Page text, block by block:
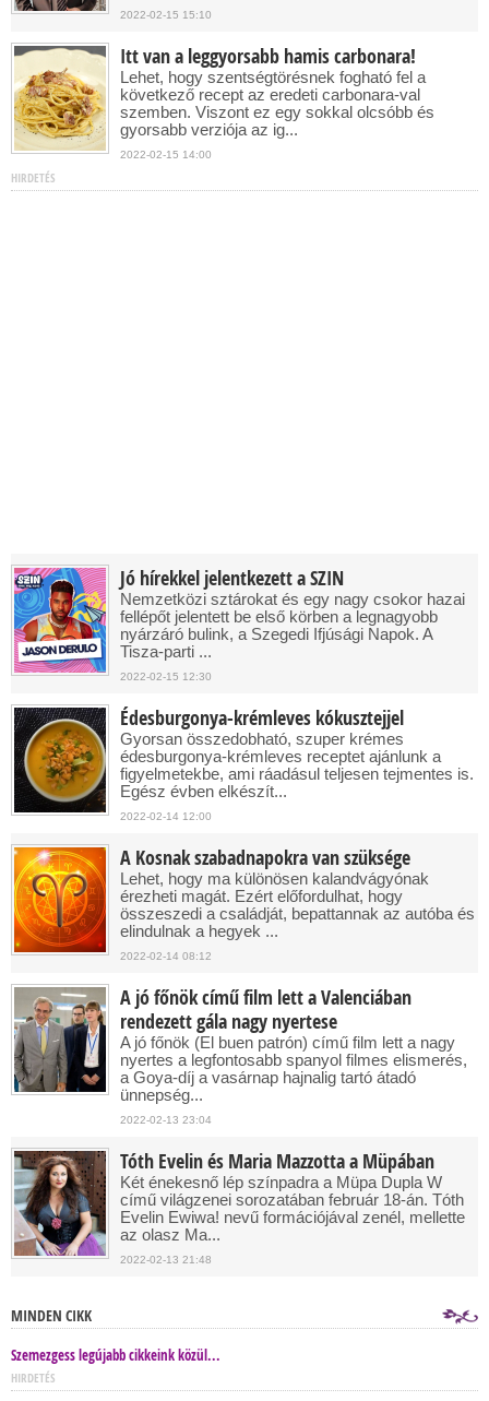
2022-02-15 15:10
Itt van a leggyorsabb hamis carbonara!
Lehet, hogy szentségtörésnek fogható fel a
következő recept az eredeti carbonara-val
szemben. Viszont ez egy sokkal olcsóbb és
gyorsabb verziója az ig...
2022-02-15 14:00
HIRDETÉS
Jó hírekkel jelentkezett a SZIN
Nemzetközi sztárokat és egy nagy csokor hazai
fellépőt jelentett be első körben a legnagyobb
nyárzáró bulink, a Szegedi Ifjúsági Napok. A
Tisza-parti ...
2022-02-15 12:30
Édesburgonya-krémleves kókusztejjel
Gyorsan összedobható, szuper krémes
édesburgonya-krémleves receptet ajánlunk a
figyelmetekbe, ami ráadásul teljesen tejmentes is.
Egész évben elkészít...
2022-02-14 12:00
A Kosnak szabadnapokra van szüksége
Lehet, hogy ma különösen kalandvágyónak
érezheti magát. Ezért előfordulhat, hogy
összeszedi a családját, bepattannak az autóba és
elindulnak a hegyek ...
2022-02-14 08:12
A jó főnök című film lett a Valenciában
rendezett gála nagy nyertese
A jó főnök (El buen patrón) című film lett a nagy
nyertes a legfontosabb spanyol filmes elismerés,
a Goya-díj a vasárnap hajnalig tartó átadó
ünnepség...
2022-02-13 23:04
Tóth Evelin és Maria Mazzotta a Müpában
Két énekesnő lép színpadra a Müpa Dupla W
című világzenei sorozatában február 18-án. Tóth
Evelin Ewiwa! nevű formációjával zenél, mellette
az olasz Ma...
2022-02-13 21:48
MINDEN CIKK
Szemezgess legújabb cikkeink közül...
HIRDETÉS